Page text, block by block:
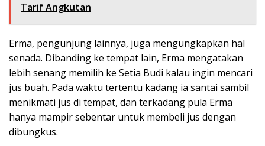
Tarif Angkutan
Erma, pengunjung lainnya, juga mengungkapkan hal
senada. Dibanding ke tempat lain, Erma mengatakan
lebih senang memilih ke Setia Budi kalau ingin mencari
jus buah. Pada waktu tertentu kadang ia santai sambil
menikmati jus di tempat, dan terkadang pula Erma
hanya mampir sebentar untuk membeli jus dengan
dibungkus.